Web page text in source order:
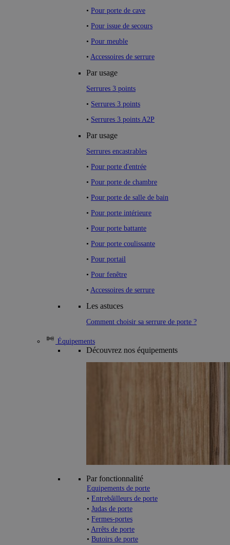
• Pour porte de cave
• Pour issue de secours
• Pour meuble
• Accessoires de serrure
Par usage
Serrures 3 points
• Serrures 3 points
• Serrures 3 points A2P
Par usage
Serrures encastrables
• Pour porte d'entrée
• Pour porte de chambre
• Pour porte de salle de bain
• Pour porte intérieure
• Pour porte battante
• Pour porte coulissante
• Pour portail
• Pour fenêtre
• Accessoires de serrure
Les astuces
Comment choisir sa serrure de porte ?
Équipements
Découvrez nos équipements
Par fonctionnalité
Equipements de porte
• Entrebâilleurs de porte
• Judas de porte
• Fermes-portes
• Arrêts de porte
• Butoirs de porte